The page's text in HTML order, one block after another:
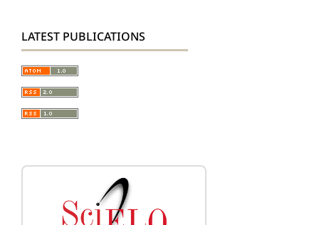
LATEST PUBLICATIONS